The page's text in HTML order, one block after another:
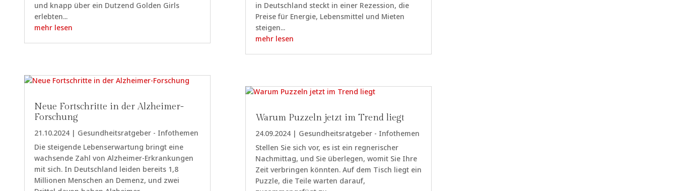
und knapp über ein Dutzend Golden Girls
erlebten...
mehr lesen
Neue Fortschritte in der Alzheimer-
Forschung
21.10.2024 | Gesundheitsratgeber - Infothemen
Die steigende Lebenserwartung bringt eine
wachsende Zahl von Alzheimer-Erkrankungen
mit sich. In Deutschland leiden bereits 1,8
Millionen Menschen an Demenz, und zwei
in Deutschland steckt in einer Rezession, die
Preise für Energie, Lebensmittel und Mieten
steigen...
mehr lesen
Warum Puzzeln jetzt im Trend liegt
24.09.2024| Gesundheitsratgeber - Infothemen
Stellen Sie sich vor, es ist ein regnerischer
Nachmittag, und Sie überlegen, womit Sie Ihre
Zeit verbringen könnten. Auf dem Tisch liegt ein
Puzzle, die Teile warten darauf,